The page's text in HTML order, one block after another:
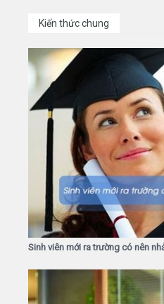
Kiến thức chung
Sinh viên mới ra trường có nên